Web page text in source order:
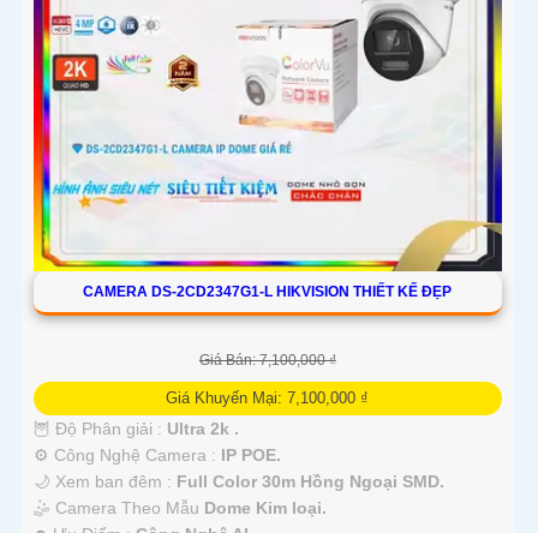
CAMERA DS-2CD2347G1-L HIKVISION THIẾT KẾ ĐẸP
Giá Bán: 7,100,000 ₫
Giá Khuyến Mại: 7,100,000 ₫
🦉 Độ Phân giải : Ultra 2k .
⚙ Công Nghệ Camera : IP POE.
🌙 Xem ban đêm : Full Color 30m Hồng Ngoại SMD.
🤹 Camera Theo Mẫu Dome Kim loại.